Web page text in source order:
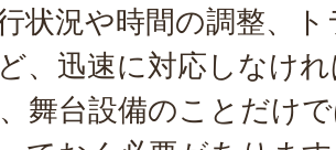
状況や時間の調整、
、迅速に対応しなけ
舞台設備のことだけ